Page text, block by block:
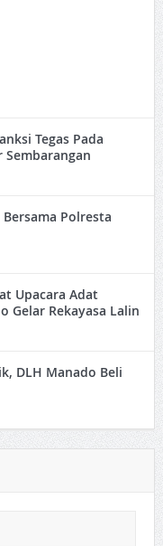
Tegas Pada
Sembarangan
Polresta
Upacara Adat
Gelar Rekayasa Lalin
DLH Manado Beli